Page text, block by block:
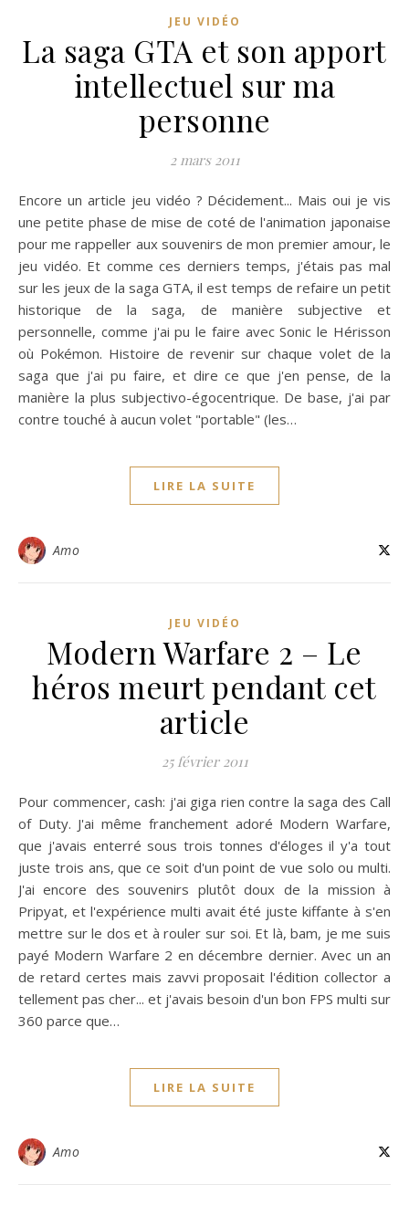
JEU VIDÉO
La saga GTA et son apport
intellectuel sur ma
personne
2 mars 2011
Encore un article jeu vidéo ? Décidement... Mais oui je vis
une petite phase de mise de coté de l'animation japonaise
pour me rappeller aux souvenirs de mon premier amour, le
jeu vidéo. Et comme ces derniers temps, j'étais pas mal
sur les jeux de la saga GTA, il est temps de refaire un petit
historique de la saga, de manière subjective et
personnelle, comme j'ai pu le faire avec Sonic le Hérisson
où Pokémon. Histoire de revenir sur chaque volet de la
saga que j'ai pu faire, et dire ce que j'en pense, de la
manière la plus subjectivo-égocentrique. De base, j'ai par
contre touché à aucun volet "portable" (les…
LIRE LA SUITE
Amo
JEU VIDÉO
Modern Warfare 2 – Le
héros meurt pendant cet
article
25 février 2011
Pour commencer, cash: j'ai giga rien contre la saga des Call
of Duty. J'ai même franchement adoré Modern Warfare,
que j'avais enterré sous trois tonnes d'éloges il y'a tout
juste trois ans, que ce soit d'un point de vue solo ou multi.
J'ai encore des souvenirs plutôt doux de la mission à
Pripyat, et l'expérience multi avait été juste kiffante à s'en
mettre sur le dos et à rouler sur soi. Et là, bam, je me suis
payé Modern Warfare 2 en décembre dernier. Avec un an
de retard certes mais zavvi proposait l'édition collector a
tellement pas cher... et j'avais besoin d'un bon FPS multi sur
360 parce que…
LIRE LA SUITE
Amo